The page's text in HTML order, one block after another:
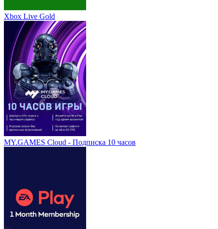
Xbox Live Gold
MY.GAMES Cloud - Подписка 10 часов